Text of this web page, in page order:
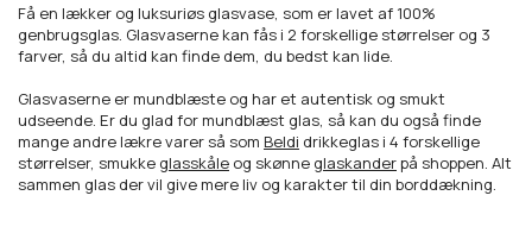
Få en lækker og luksuriøs glasvase, som er lavet af 100%
genbrugsglas. Glasvaserne kan fås i 2 forskellige størrelser og 3
farver, så du altid kan finde dem, du bedst kan lide.
Glasvaserne er mundblæste og har et autentisk og smukt
udseende. Er du glad for mundblæst glas, så kan du også finde
mange andre lækre varer så som Beldi drikkeglas i 4 forskellige
størrelser, smukke glasskåle og skønne glaskanderpå shoppen. Alt
sammen glas der vil give mere liv og karakter til din borddækning.